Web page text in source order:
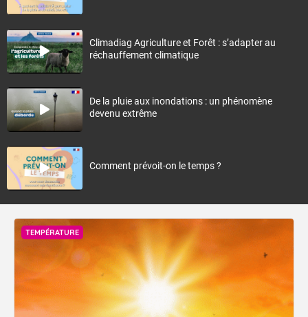
Climadiag Agriculture et Forêt : s’adapter au
réchauffement climatique
De la pluie aux inondations : un phénomène
devenu extrême
Comment prévoit-on le temps ?
TEMPÉRATURE